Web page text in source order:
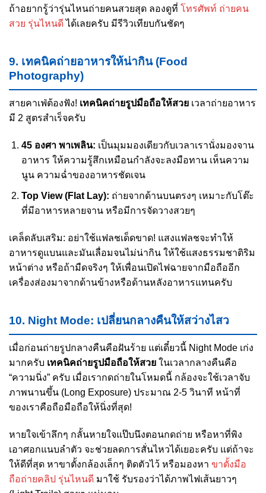
ถ้าอยากรู้ว่ารุ่นไหนถ่ายคนสวยสุด ลองดูที่ โทรศัพท์ ถ่ายคน
สวย รุ่นไหนดีได้เลยครับ มีรีวิวเทียบกันชัดๆ
9. เทคนิคถ่ายอาหารให้น่ากิน (Food
Photography)
สายคาเฟ่ต้องฟัง! เทคนิคถ่ายรูปมือถือให้สวย เวลาถ่ายอาหาร
มี 2 สูตรสำเร็จครับ
45 องศา พาเพลิน: เป็นมุมมองเดียวกับเวลาเรานั่งมองจาน
อาหาร ให้ความรู้สึกเหมือนกำลังจะลงมือทาน เห็นความ
นูน ความฉ่ำของอาหารชัดเจน
Top View (Flat Lay): ถ่ายจากด้านบนตรงๆ เหมาะกับโต๊ะ
ที่มีอาหารหลายจาน หรือมีการจัดวางสวยๆ
เคล็ดลับเสริม: อย่าใช้แฟลชเด็ดขาด! แสงแฟลชจะทำให้
อาหารดูแบนและมันเลื่อมจนไม่น่ากิน ให้ใช้แสงธรรมชาติริม
หน้าต่าง หรือถ้ามืดจริงๆ ให้เพื่อนเปิดไฟฉายจากมือถืออีก
เครื่องส่องมาจากด้านข้างหรือด้านหลังอาหารแทนครับ
10. Night Mode: เปลี่ยนกลางคืนให้สว่างไสว
เมื่อก่อนถ่ายรูปกลางคืนคือฝันร้าย แต่เดี๋ยวนี้ Night Mode เก่ง
มากครับ เทคนิคถ่ายรูปมือถือให้สวย ในเวลากลางคืนคือ
“ความนิ่ง” ครับ เมื่อเรากดถ่ายในโหมดนี้ กล้องจะใช้เวลาจับ
ภาพนานขึ้น (Long Exposure) ประมาณ 2-5 วินาที หน้าที่
ของเราคือถือมือถือให้นิ่งที่สุด!
หายใจเข้าลึกๆ กลั้นหายใจแป๊บนึงตอนกดถ่าย หรือหาที่พิง
เอาศอกแนบลำตัว จะช่วยลดการสั่นไหวได้เยอะครับ แต่ถ้าจะ
ให้ดีที่สุด หาขาตั้งกล้องเล็กๆ ติดตัวไว้ หรือมองหา ขาตั้งมือ
ถือถ่ายคลิป รุ่นไหนดี มาใช้ รับรองว่าได้ภาพไฟเส้นยาวๆ